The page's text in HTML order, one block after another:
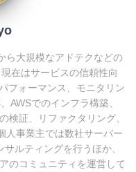
ら大規模なアドテクなどの
在はサービスの信頼性向
フォーマンス、モニタリン
AWSでのインフラ構築、
検証、リファクタリング、
人事業主では数社サーバー
ルティングを行うほか、
のコミュニティを運営して